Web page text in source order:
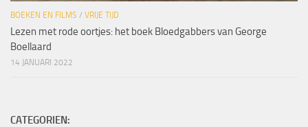
BOEKEN EN FILMS / VRIJE TIJD
Lezen met rode oortjes: het boek Bloedgabbers van George
Boellaard
14 JANUARI 2022
CATEGORIEN: